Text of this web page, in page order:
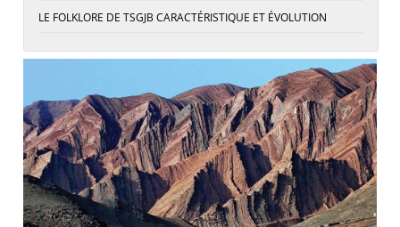
LE FOLKLORE DE TSGJB CARACTÉRISTIQUE ET ÉVOLUTION